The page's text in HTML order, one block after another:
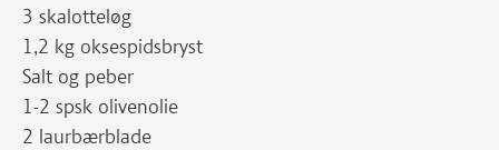
3 skalotteløg
1,2 kg oksespidsbryst
Salt og peber
1-2 spsk olivenolie
2 laurbærblade